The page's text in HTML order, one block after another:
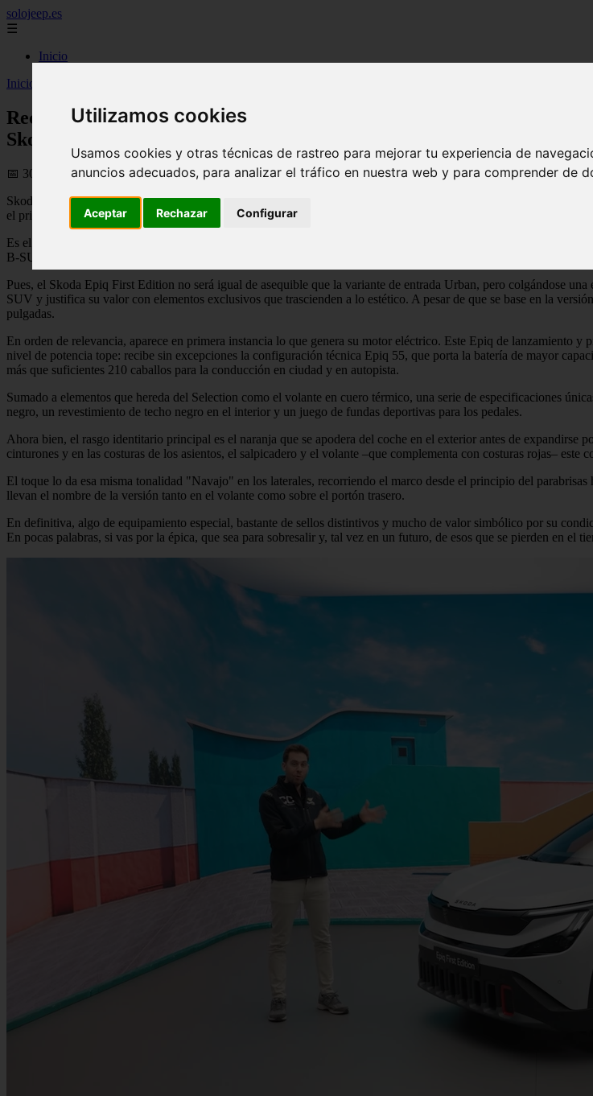
Utilizamos cookies
Usamos cookies y otras técnicas de rastreo para mejorar tu experiencia de
anuncios adecuados, para analizar el tráfico en nuestra web y para comprender de
Aceptar Rechazar Configurar
solojeep.es
☰
Inicio
Inicio
Receta de Tesla con esencia de Volkswagen: así es la versión más
Skoda
📅 30/05/2026
Skoda ya tiene su coche 100 % eléctrico de acceso y, dado que los Elroq y Enyaq –SUV compacto y SUV
el primer EV de tracción a las ruedas delanteras.
Es el Skoda Epiq, cuyo lanzamiento habíamos adelantado días atrás, un modelo necesario para la marca checa,
B-SUV le cabe su acabado de estreno.
Pues, el Skoda Epiq First Edition no será igual de asequible que la variante de entrada Urban, pero colgándose
SUV y justifica su valor con elementos exclusivos que trascienden a lo estético. A pesar de que se base en la
pulgadas.
En orden de relevancia, aparece en primera instancia lo que genera su motor eléctrico. Este Epiq de lanzamiento
nivel de potencia tope: recibe sin excepciones la configuración técnica Epiq 55, que porta la batería de mayor
más que suficientes 210 caballos para la conducción en ciudad y en autopista.
Sumado a elementos que hereda del Selection como el volante en cuero térmico, una serie de especificaciones
negro, un revestimiento de techo negro en el interior y un juego de fundas deportivas para los pedales.
Ahora bien, el rasgo identitario principal es el naranja que se apodera del coche en el exterior antes de expandirse
cinturones y en las costuras de los asientos, el salpicadero y el volante –que complementa con costuras rojas– este
El toque lo da esa misma tonalidad "Navajo" en los laterales, recorriendo el marco desde el principio del
llevan el nombre de la versión tanto en el volante como sobre el portón trasero.
En definitiva, algo de equipamiento especial, bastante de sellos distintivos y mucho de valor simbólico por su
En pocas palabras, si vas por la épica, que sea para sobresalir y, tal vez en un futuro, de esos que se pierden en el